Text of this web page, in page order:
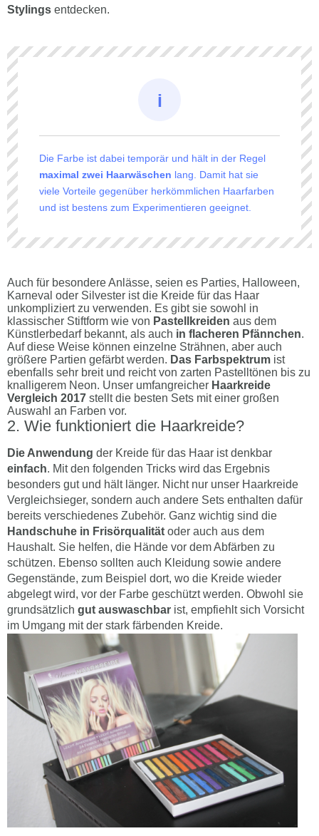
Stylings entdecken.
Die Farbe ist dabei temporär und hält in der Regel
maximal zwei Haarwäschen lang. Damit hat sie
viele Vorteile gegenüber herkömmlichen Haarfarben
und ist bestens zum Experimentieren geeignet.
Auch für besondere Anlässe, seien es Parties, Halloween,
Karneval oder Silvester ist die Kreide für das Haar
unkompliziert zu verwenden. Es gibt sie sowohl in
klassischer Stiftform wie von Pastellkreiden aus dem
Künstlerbedarf bekannt, als auch in flacheren Pfännchen.
Auf diese Weise können einzelne Strähnen, aber auch
größere Partien gefärbt werden. Das Farbspektrum ist
ebenfalls sehr breit und reicht von zarten Pastelltönen bis zu
knalligerem Neon. Unser umfangreicher Haarkreide
Vergleich 2017 stellt die besten Sets mit einer großen
Auswahl an Farben vor.
Wie funktioniert die Haarkreide?
Die Anwendung der Kreide für das Haar ist denkbar
einfach. Mit den folgenden Tricks wird das Ergebnis
besonders gut und hält länger. Nicht nur unser Haarkreide
Vergleichsieger, sondern auch andere Sets enthalten dafür
bereits verschiedenes Zubehör. Ganz wichtig sind die
Handschuhe in Frisörqualität oder auch aus dem
Haushalt. Sie helfen, die Hände vor dem Abfärben zu
schützen. Ebenso sollten auch Kleidung sowie andere
Gegenstände, zum Beispiel dort, wo die Kreide wieder
abgelegt wird, vor der Farbe geschützt werden. Obwohl sie
grundsätzlich gut auswaschbar ist, empfiehlt sich Vorsicht
im Umgang mit der stark färbenden Kreide.